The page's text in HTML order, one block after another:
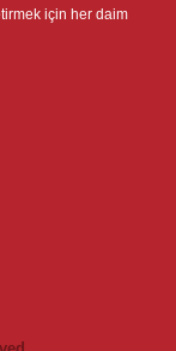
için her daim